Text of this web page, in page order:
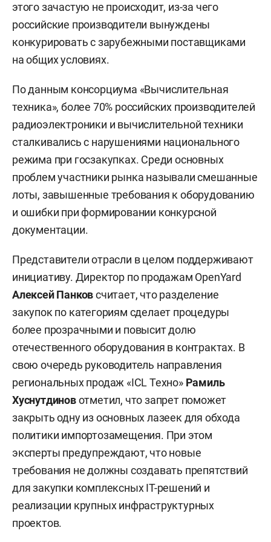
этого зачастую не происходит, из-за чего
российские производители вынуждены
конкурировать с зарубежными поставщиками
на общих условиях.
По данным консорциума «Вычислительная
техника», более 70% российских производителей
радиоэлектроники и вычислительной техники
сталкивались с нарушениями национального
режима при госзакупках. Среди основных
проблем участники рынка называли смешанные
лоты, завышенные требования к оборудованию
и ошибки при формировании конкурсной
документации.
Представители отрасли в целом поддерживают
инициативу. Директор по продажам OpenYard
Алексей Панковсчитает, что разделение
закупок по категориям сделает процедуры
более прозрачными и повысит долю
отечественного оборудования в контрактах. В
свою очередь руководитель направления
региональных продаж «ICL Техно» Рамиль
Хуснутдиновотметил, что запрет поможет
закрыть одну из основных лазеек для обхода
политики импортозамещения. При этом
эксперты предупреждают, что новые
требования не должны создавать препятствий
для закупки комплексных IT-решений и
реализации крупных инфраструктурных
проектов.